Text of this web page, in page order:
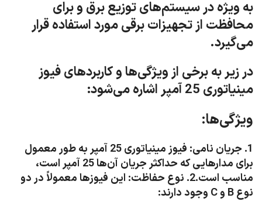
به ویژه در سیستم‌های توزیع برق و برای
محافظت از تجهیزات برقی مورد استفاده قرار
می‌گیرد.
در زیر به برخی از ویژگی‌ها و کاربردهای فیوز
مینیاتوری 25 آمپر اشاره می‌شود:
ویژگی‌ها:
1. جریان نامی: فیوز مینیاتوری 25 آمپر به طور معمول
برای مدارهایی که حداکثر جریان آن‌ها 25 آمپر است،
مناسب است.2. نوع حفاظت: این فیوزها معمولاً در دو
نوع B و C وجود دارند: